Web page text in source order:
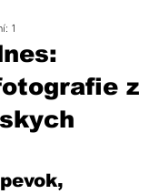
z
1